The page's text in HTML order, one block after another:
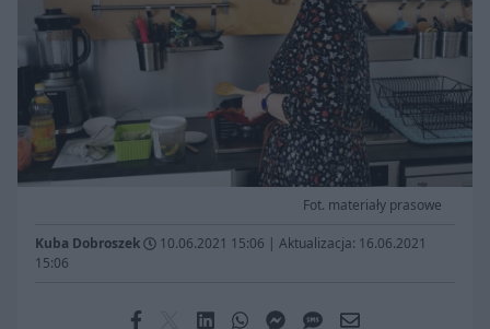
Fot. materiały prasowe
Kuba Dobroszek 10.06.2021 15:06 | Aktualizacja: 16.06.2021
15:06